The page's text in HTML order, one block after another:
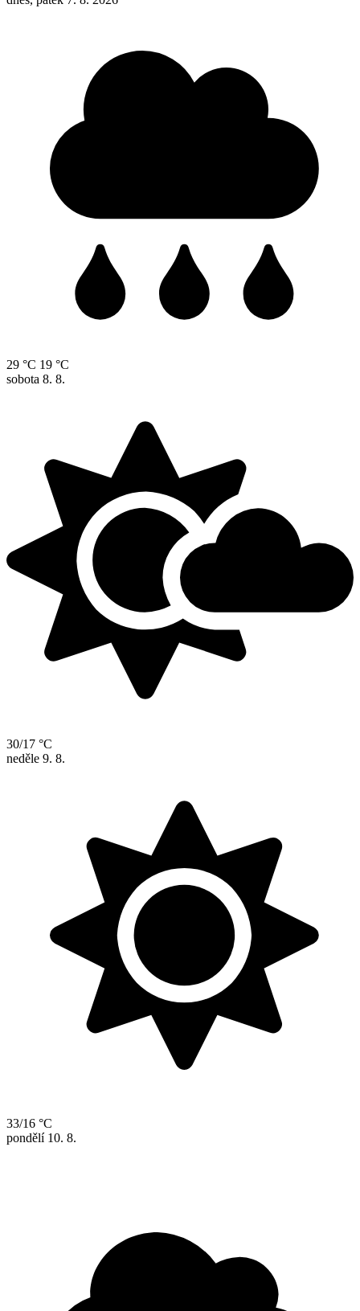
29 °C 19 °C
sobota 8. 8.
30/17 °C
neděle 9. 8.
33/16 °C
pondělí 10. 8.